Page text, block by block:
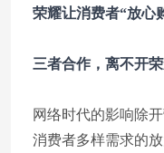
荣耀让消费者“放心
三者合作，离不开
网络时代的影响除
消费者多样需求的